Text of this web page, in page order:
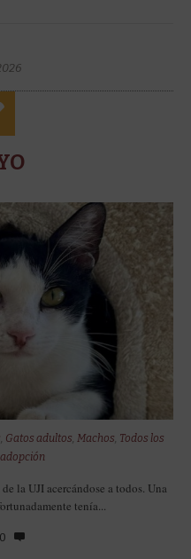
Gatos adultos Machos Todos los
la UJI acercándose a todos. Una
tenía...
0